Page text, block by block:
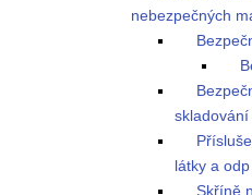
nebezpečných
skladování
látky a odp
Skříně